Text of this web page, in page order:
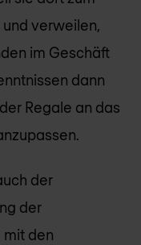
verweilen,
im Geschäft
dann
Regale an das
der
der
mit den